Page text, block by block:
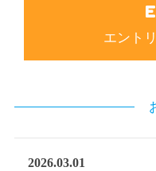
エント
2026.03.01